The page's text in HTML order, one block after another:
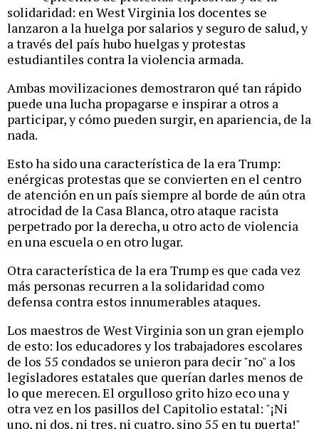
solidaridad: en West Virginia los docentes se
lanzaron a la huelga por salarios y seguro de salud, y
a través del país hubo huelgas y protestas
estudiantiles contra la violencia armada.
Ambas movilizaciones demostraron qué tan rápido
puede una lucha propagarse e inspirar a otros a
participar, y cómo pueden surgir, en apariencia, de la
nada.
Esto ha sido una característica de la era Trump:
enérgicas protestas que se convierten en el centro
de atención en un país siempre al borde de aún otra
atrocidad de la Casa Blanca, otro ataque racista
perpetrado por la derecha, u otro acto de violencia
en una escuela o en otro lugar.
Otra característica de la era Trump es que cada vez
más personas recurren a la solidaridad como
defensa contra estos innumerables ataques.
Los maestros de West Virginia son un gran ejemplo
de esto: los educadores y los trabajadores escolares
de los 55 condados se unieron para decir "no" a los
legisladores estatales que querían darles menos de
lo que merecen. El orgulloso grito hizo eco una y
otra vez en los pasillos del Capitolio estatal: "¡Ni
uno, ni dos, ni tres, ni cuatro, sino 55 en tu puerta!"